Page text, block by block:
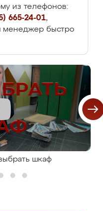
из телефонов:
665-24-01,
менеджер быстро
шкаф